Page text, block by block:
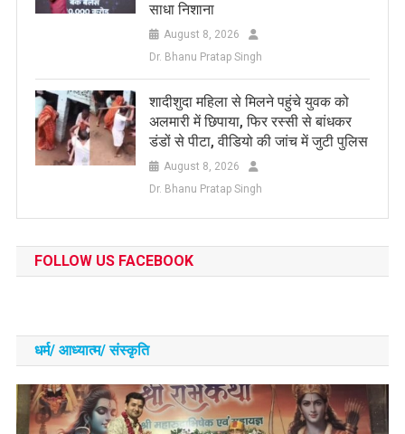
साधा निशाना
August 8, 2026
Dr. Bhanu Pratap Singh
शादीशुदा महिला से मिलने पहुंचे युवक को
अलमारी में छिपाया, फिर रस्सी से बांधकर
डंडों से पीटा, वीडियो की जांच में जुटी पुलिस
August 8, 2026
Dr. Bhanu Pratap Singh
FOLLOW US FACEBOOK
धर्म/ आध्‍यात्‍म/ संस्‍कृति